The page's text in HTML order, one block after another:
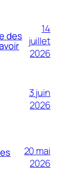
des
14
juillet
2026
3 juin
2026
20 mai
2026